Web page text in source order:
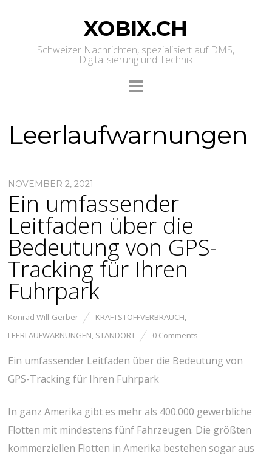
XOBIX.CH
Schweizer Nachrichten, spezialisiert auf DMS,
Digitalisierung und Technik
Leerlaufwarnungen
NOVEMBER 2, 2021
Ein umfassender
Leitfaden über die
Bedeutung von GPS-
Tracking für Ihren
Fuhrpark
Konrad Will-Gerber KRAFTSTOFFVERBRAUCH,
LEERLAUFWARNUNGEN, STANDORT 0 Comments
Ein umfassender Leitfaden über die Bedeutung von
GPS-Tracking für Ihren Fuhrpark
In ganz Amerika gibt es mehr als 400.000 gewerbliche
Flotten mit mindestens fünf Fahrzeugen. Die größten
kommerziellen Flotten in Amerika bestehen sogar aus